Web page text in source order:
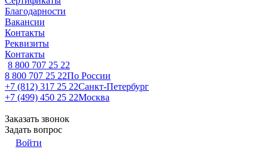
Благодарности
Вакансии
Контакты
Реквизиты
Контакты
8 800 707 25 22
8 800 707 25 22По России
+7 (812) 317 25 22Санкт-Петербург
+7 (499) 450 25 22Москва
Заказать звонок
Задать вопрос
Войти